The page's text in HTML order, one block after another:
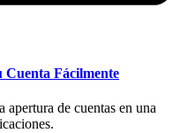
Fácilmente
de cuentas en una